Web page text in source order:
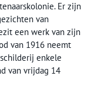
Er zijn
van
een werk van zijn
van 1916 neemt
enkele
van vrijdag 14